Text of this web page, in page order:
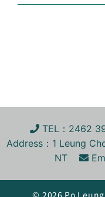
TEL ：2462
Address：1 Leung
NT
© 2026 Po